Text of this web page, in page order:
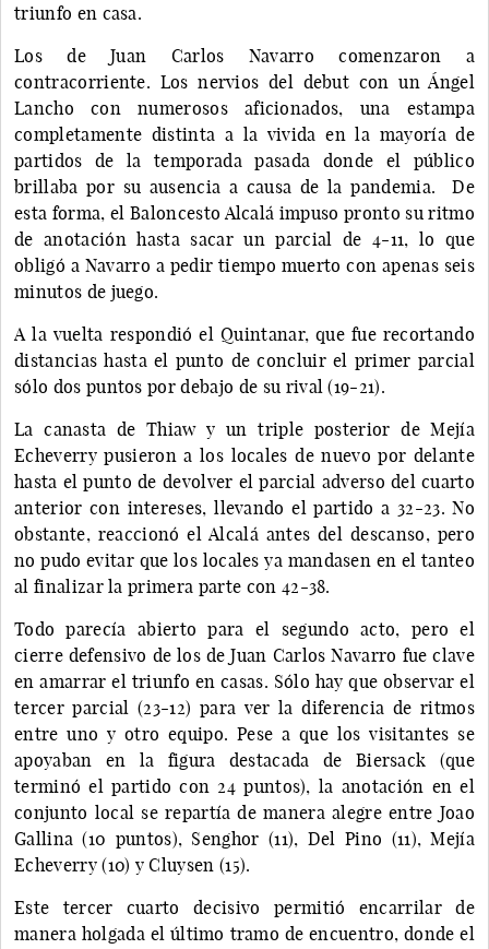
triunfo en casa.
Los de Juan Carlos Navarro comenzaron a
contracorriente. Los nervios del debut con un Ángel
Lancho con numerosos aficionados, una estampa
completamente distinta a la vivida en la mayoría de
partidos de la temporada pasada donde el público
brillaba por su ausencia a causa de la pandemia. De
esta forma, el Baloncesto Alcalá impuso pronto su ritmo
de anotación hasta sacar un parcial de 4-11, lo que
obligó a Navarro a pedir tiempo muerto con apenas seis
minutos de juego.
A la vuelta respondió el Quintanar, que fue recortando
distancias hasta el punto de concluir el primer parcial
sólo dos puntos por debajo de su rival (19-21).
La canasta de Thiaw y un triple posterior de Mejía
Echeverry pusieron a los locales de nuevo por delante
hasta el punto de devolver el parcial adverso del cuarto
anterior con intereses, llevando el partido a 32-23. No
obstante, reaccionó el Alcalá antes del descanso, pero
no pudo evitar que los locales ya mandasen en el tanteo
al finalizar la primera parte con 42-38.
Todo parecía abierto para el segundo acto, pero el
cierre defensivo de los de Juan Carlos Navarro fue clave
en amarrar el triunfo en casas. Sólo hay que observar el
tercer parcial (23-12) para ver la diferencia de ritmos
entre uno y otro equipo. Pese a que los visitantes se
apoyaban en la figura destacada de Biersack (que
terminó el partido con 24 puntos), la anotación en el
conjunto local se repartía de manera alegre entre Joao
Gallina (10 puntos), Senghor (11), Del Pino (11), Mejía
Echeverry (10) y Cluysen (15).
Este tercer cuarto decisivo permitió encarrilar de
manera holgada el último tramo de encuentro, donde el